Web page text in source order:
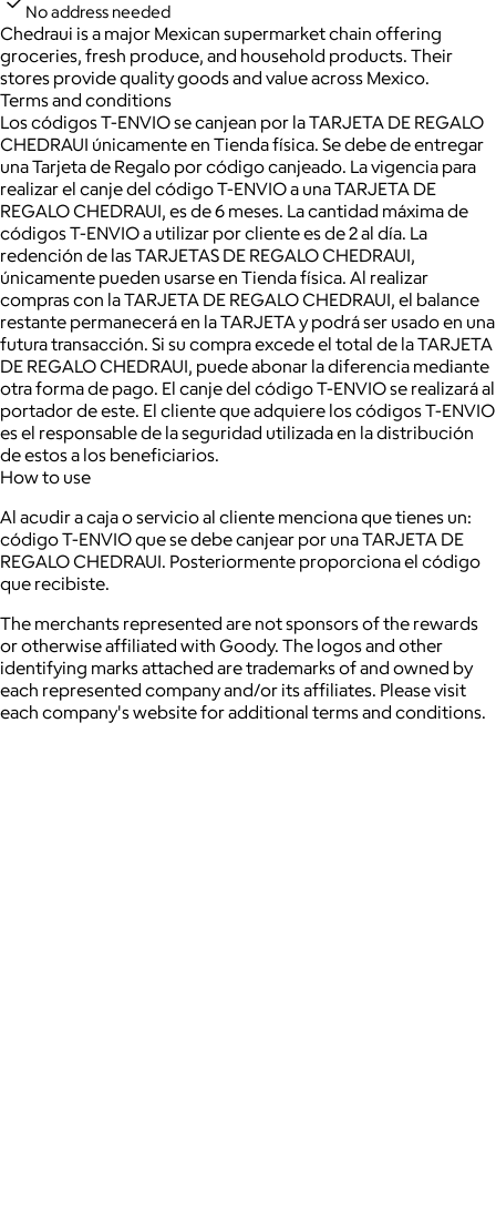
No address needed
Chedraui is a major Mexican supermarket chain offering
groceries, fresh produce, and household products. Their
stores provide quality goods and value across Mexico.
Terms and conditions
Los códigos T-ENVIO se canjean por la TARJETA DE REGALO
CHEDRAUI únicamente en Tienda física. Se debe de entregar
una Tarjeta de Regalo por código canjeado. La vigencia para
realizar el canje del código T-ENVIO a una TARJETA DE
REGALO CHEDRAUI, es de 6 meses. La cantidad máxima de
códigos T-ENVIO a utilizar por cliente es de 2 al día. La
redención de las TARJETAS DE REGALO CHEDRAUI,
únicamente pueden usarse en Tienda física. Al realizar
compras con la TARJETA DE REGALO CHEDRAUI, el balance
restante permanecerá en la TARJETA y podrá ser usado en una
futura transacción. Si su compra excede el total de la TARJETA
DE REGALO CHEDRAUI, puede abonar la diferencia mediante
otra forma de pago. El canje del código T-ENVIO se realizará al
portador de este. El cliente que adquiere los códigos T-ENVIO
es el responsable de la seguridad utilizada en la distribución
de estos a los beneficiarios.
How to use
Al acudir a caja o servicio al cliente menciona que tienes un:
código T-ENVIO que se debe canjear por una TARJETA DE
REGALO CHEDRAUI. Posteriormente proporciona el código
que recibiste.
The merchants represented are not sponsors of the rewards
or otherwise affiliated with Goody. The logos and other
identifying marks attached are trademarks of and owned by
each represented company and/or its affiliates. Please visit
each company's website for additional terms and conditions.